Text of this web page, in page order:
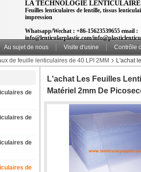
LA TECHNOLOGIE
Feuilles lenticulaires de lentille, tissus
impression
Whatsapp/Wechat : +86-15623539655 email :
info@lenticularplastic.com/
Au sujet de nous Visite d'usine Contrôle
de feuille lenticulaires de 40 LPI 2MM
L'achat
de
de
de
de
L'achat Les Feuilles
Matériel 2mm De